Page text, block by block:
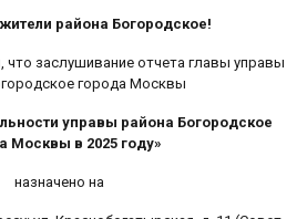
района Богородское!
заслушивание отчета главы управы
города Москвы
управы района Богородское
Москвы в 2025 году»
назначено на